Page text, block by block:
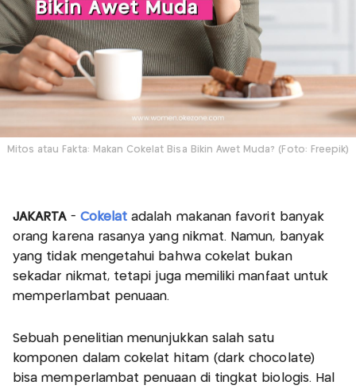
Mitos atau Fakta: Makan Cokelat Bisa Bikin Awet Muda? (Foto: Freepik)
JAKARTA - Cokelat adalah makanan favorit banyak
orang karena rasanya yang nikmat. Namun, banyak
yang tidak mengetahui bahwa cokelat bukan
sekadar nikmat, tetapi juga memiliki manfaat untuk
memperlambat penuaan.
Sebuah penelitian menunjukkan salah satu
komponen dalam cokelat hitam (dark chocolate)
bisa memperlambat penuaan di tingkat biologis. Hal